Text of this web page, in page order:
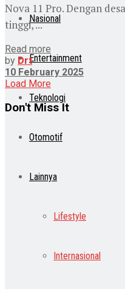
Nasional
Entertainment
Teknologi
Otomotif
Lainnya
Lifestyle
Internasional
Nova 11 Pro. Dengan
tinggi, ...
Read more
by Drt
10 February 2025
Load More
Don't Miss It